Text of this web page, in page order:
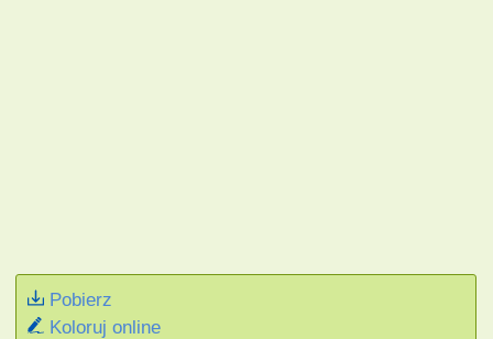
Pobierz
Koloruj online